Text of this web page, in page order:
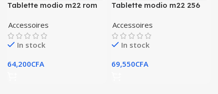
Tablette modio m22 rom
Accessoires
In stock
64,200CFA
Tablette modio m22 256
Accessoires
In stock
69,550CFA